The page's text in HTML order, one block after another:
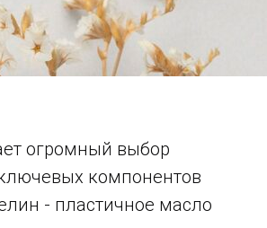
огромный выбор
компонентов
- пластичное масло